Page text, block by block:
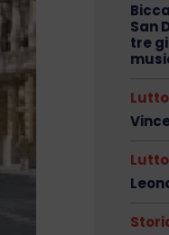
San
tre
Lutto
Lutto